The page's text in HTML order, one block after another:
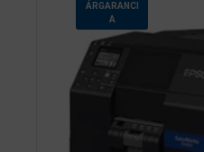
ÁRGARANCI
A